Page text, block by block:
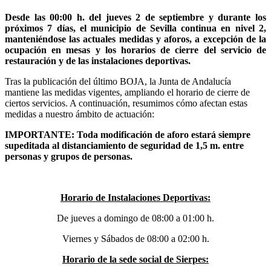
Desde las 00:00 h. del jueves 2 de septiembre y durante los
próximos 7 días, el municipio de Sevilla continua en nivel 2,
manteniéndose las actuales medidas y aforos, a excepción de la
ocupación en mesas y los horarios de cierre del servicio de
restauración y de las instalaciones deportivas.
Tras la publicación del último BOJA, la Junta de Andalucía
mantiene las medidas vigentes, ampliando el horario de cierre de
ciertos servicios. A continuación, resumimos cómo afectan estas
medidas a nuestro ámbito de actuación:
IMPORTANTE: Toda modificación de aforo estará siempre
supeditada al distanciamiento de seguridad de 1,5 m. entre
personas y grupos de personas.
Horario de Instalaciones Deportivas:
De jueves a domingo de 08:00 a 01:00 h.
Viernes y Sábados de 08:00 a 02:00 h.
Horario de la sede social de Sierpes: